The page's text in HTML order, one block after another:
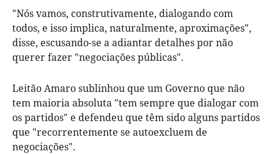
"Nós vamos, construtivamente, dialogando com
todos, e isso implica, naturalmente, aproximações",
disse, escusando-se a adiantar detalhes por não
querer fazer "negociações públicas".
Leitão Amaro sublinhou que um Governo que não
tem maioria absoluta "tem sempre que dialogar com
os partidos" e defendeu que têm sido alguns partidos
que "recorrentemente se autoexcluem de
negociações".